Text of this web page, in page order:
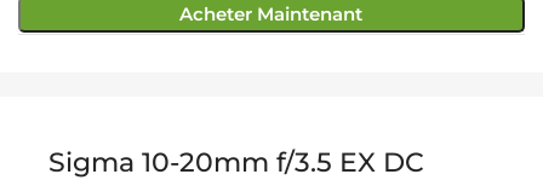
Acheter Maintenant
Sigma 10-20mm f/3.5 EX DC